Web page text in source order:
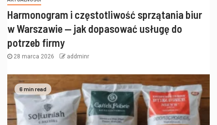
Harmonogram i częstotliwość sprzątania biur
w Warszawie — jak dopasować usługę do
potrzeb firmy
28 marca 2026 addminr
6 min read